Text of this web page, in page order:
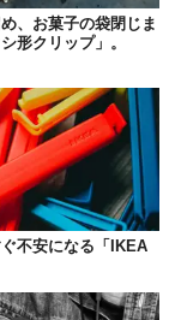
、お菓子の袋閉じま
形クリップ」。
不安になる「IKEA